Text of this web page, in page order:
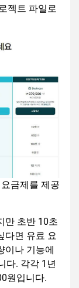
젝트 파일로
금제를 제공
만 초반 10초
다면 유료 요
이나 기능에
다. 각각 1년
원입니다.